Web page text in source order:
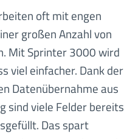
oft mit engen
großen Anzahl von
Mit Sprinter 3000 wird
viel einfacher. Dank der
Datenübernahme aus
sind viele Felder bereits
Das spart